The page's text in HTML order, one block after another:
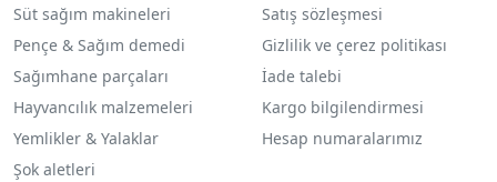
Süt sağım makineleri
Pençe & Sağım demedi
Sağımhane parçaları
Hayvancılık malzemeleri
Yemlikler & Yalaklar
Şok aletleri
Satış sözleşmesi
Gizlilik ve çerez politikası
İade talebi
Kargo bilgilendirmesi
Hesap numaralarımız